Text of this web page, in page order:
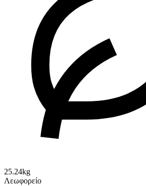
25.24kg
Λεωφορείο